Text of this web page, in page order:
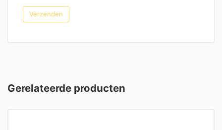
Gerelateerde producten